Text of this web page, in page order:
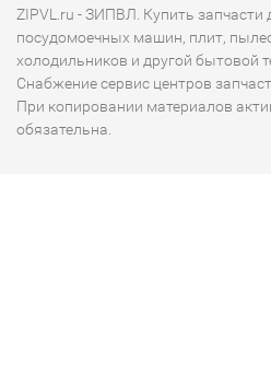
ZIPVL.ru - ЗИПВЛ. Купить
посудомоечных машин, плит,
холодильников и другой бытовой
Снабжение сервис центров
При копировании материалов
обязательна.